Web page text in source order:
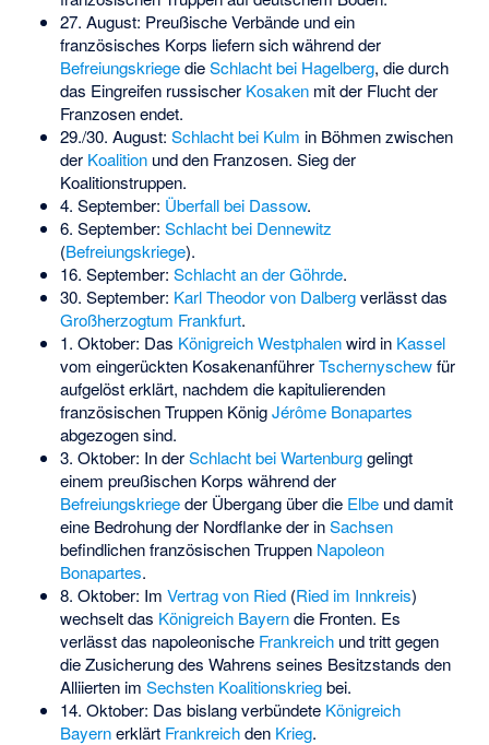
27. August: Preußische Verbände und ein
französisches Korps liefern sich während der
BefreiungskriegedieSchlacht bei Hagelberg, die durch
das Eingreifen russischer Kosakenmit der Flucht der
Franzosen endet.
29./30. August: Schlacht bei Kulm in Böhmen zwischen
der Koalitionund den Franzosen. Sieg der
Koalitionstruppen.
4. September: Überfall bei Dassow.
6. September: Schlacht bei Dennewitz
(Befreiungskriege).
16. September: Schlacht an der Göhrde.
30. September: Karl Theodor von Dalbergverlässt das
Großherzogtum Frankfurt.
1. Oktober: Das Königreich Westphalenwird in Kassel
vom eingerückten KosakenanführerTschernyschewfür
aufgelöst erklärt, nachdem die kapitulierenden
französischen Truppen KönigJérôme Bonapartes
abgezogen sind.
3. Oktober: In derSchlacht bei Wartenburggelingt
einem preußischen Korps während der
Befreiungskriegeder Übergang über die Elbeund damit
eine Bedrohung der Nordflanke der inSachsen
befindlichen französischen Truppen Napoleon
Bonapartes.
8. Oktober: Im Vertrag von Ried(Ried im Innkreis)
wechselt das Königreich Bayerndie Fronten. Es
verlässt das napoleonische Frankreichund tritt gegen
die Zusicherung des Wahrens seines Besitzstands den
Alliierten im Sechsten Koalitionskriegbei.
14. Oktober: Das bislang verbündete Königreich
Bayernerklärt Frankreichden Krieg.